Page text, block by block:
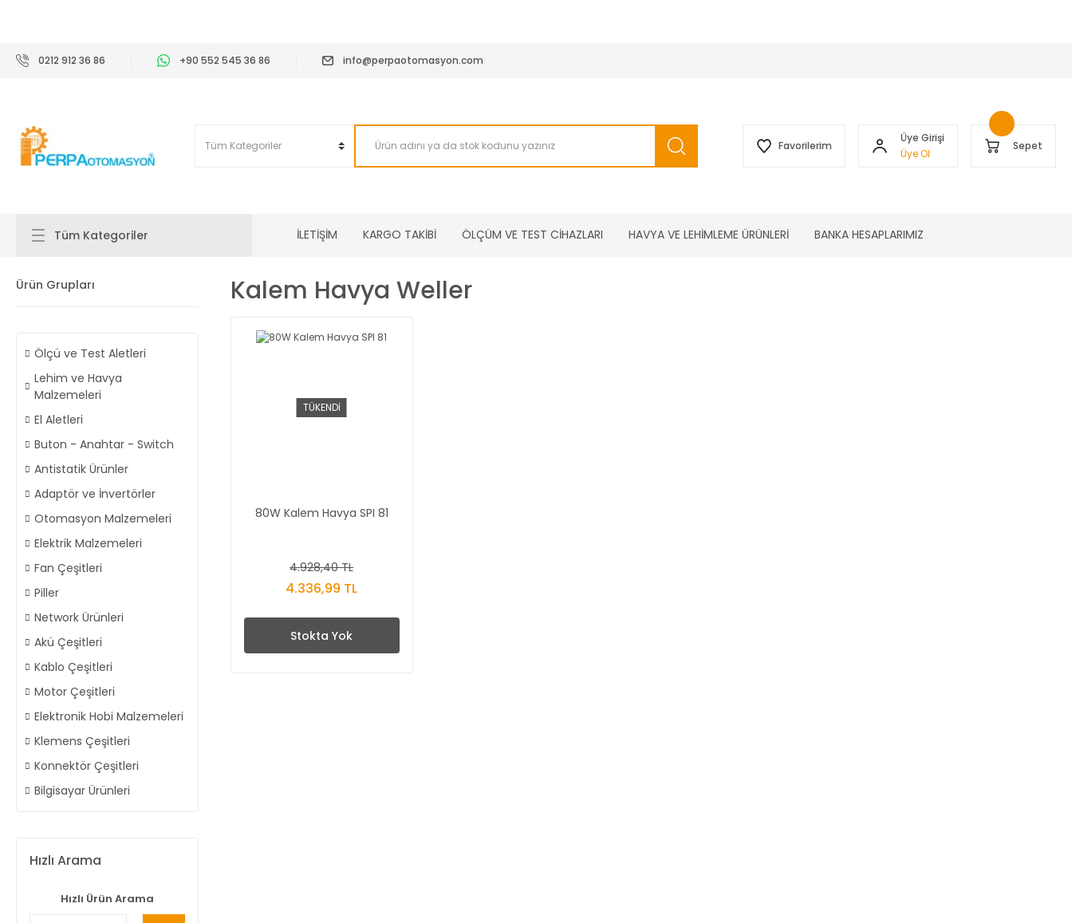
0212 912 36 86 +90 552 545 36 86 info@perpaotomasyon.com
Favorilerim
Üye Girişi
Üye Ol
Sepet
Tüm Kategoriler İLETİŞİM KARGO TAKİBİ ÖLÇÜM VE TEST CİHAZLARI HAVYA VE LEHİMLEME ÜRÜNLERİ BANKA HESAPLARIMIZ
Ürün Grupları
Ölçü ve Test Aletleri
Lehim ve Havya
Malzemeleri
El Aletleri
Buton - Anahtar - Switch
Antistatik Ürünler
Adaptör ve İnvertörler
Otomasyon Malzemeleri
Elektrik Malzemeleri
Fan Çeşitleri
Piller
Network Ürünleri
Akü Çeşitleri
Kablo Çeşitleri
Motor Çeşitleri
Elektronik Hobi Malzemeleri
Klemens Çeşitleri
Konnektör Çeşitleri
Bilgisayar Ürünleri
Hızlı Arama
Hızlı Ürün Arama
Kalem Havya Weller
TÜKENDİ
80W Kalem Havya SPI 81
4.928,40 TL
4.336,99 TL
Stokta Yok